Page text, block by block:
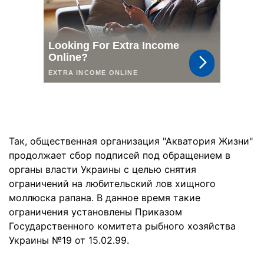
Так, общественная организация "Акватория Жизни"
продолжает сбор подписей под обращением в
органы власти Украины с целью снятия
ограничений на любительский лов хищного
моллюска рапана. В данное время такие
ограничения установлены Приказом
Государственного комитета рыбного хозяйства
Украины №19 от 15.02.99.